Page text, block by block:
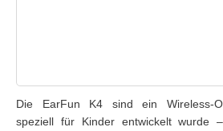
Die EarFun K4 sind ein Wireless-
speziell für Kinder entwickelt wurde